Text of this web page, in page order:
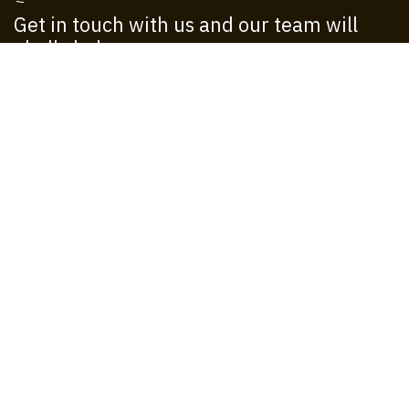
Get in touch with us and our team will
gladly help you.